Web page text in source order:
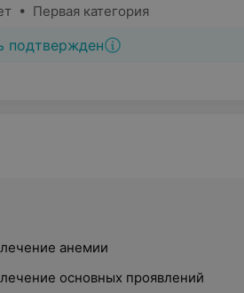
• Первая категория
подтвержден
анемии
основных проявлений